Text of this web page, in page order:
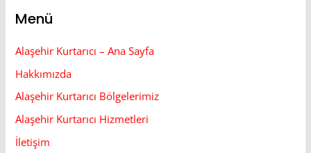
Menü
Alaşehir Kurtarıcı – Ana Sayfa
Hakkımızda
Alaşehir Kurtarıcı Bölgelerimiz
Alaşehir Kurtarıcı Hizmetleri
İletişim